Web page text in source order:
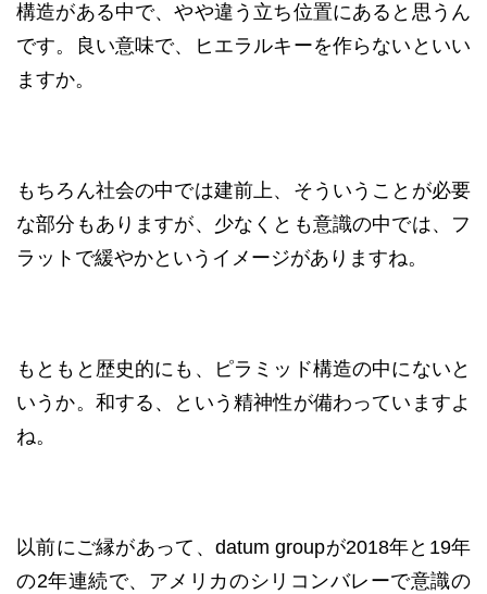
構造がある中で、やや違う立ち位置にあると思うん
です。良い意味で、ヒエラルキーを作らないといい
ますか。
もちろん社会の中では建前上、そういうことが必要
な部分もありますが、少なくとも意識の中では、フ
ラットで緩やかというイメージがありますね。
もともと歴史的にも、ピラミッド構造の中にないと
いうか。和する、という精神性が備わっていますよ
ね。
以前にご縁があって、datum groupが2018年と19年
の2年連続で、アメリカのシリコンバレーで意識の